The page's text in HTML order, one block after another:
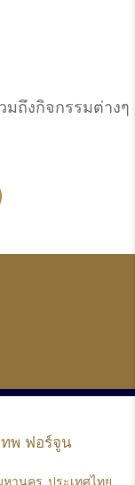
มถึงกิจกรรมต่างๆ
ทพ ฟอร์จูน